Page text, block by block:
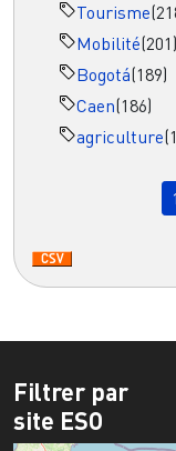
Tourisme
Mobilité(201)
Bogotá(189)
Caen(186)
agriculture
1
Filtrer par
site ESO